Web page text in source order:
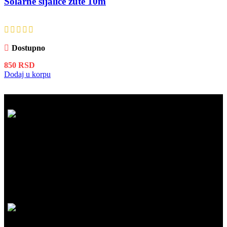
Dostupno
850 RSD
Dodaj u korpu